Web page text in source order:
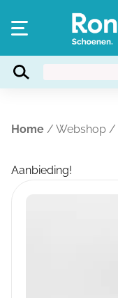
Home / Webshop /
Aanbieding!